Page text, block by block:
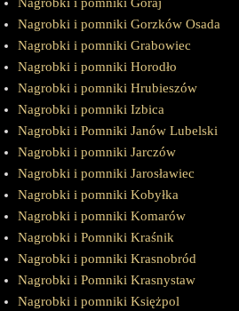
Nagrobki i pomniki Goraj
Nagrobki i pomniki Gorzków Osada
Nagrobki i pomniki Grabowiec
Nagrobki i pomniki Horodło
Nagrobki i pomniki Hrubieszów
Nagrobki i pomniki Izbica
Nagrobki i Pomniki Janów Lubelski
Nagrobki i pomniki Jarczów
Nagrobki i pomniki Jarosławiec
Nagrobki i pomniki Kobyłka
Nagrobki i pomniki Komarów
Nagrobki i Pomniki Kraśnik
Nagrobki i pomniki Krasnobród
Nagrobki i Pomniki Krasnystaw
Nagrobki i pomniki Księżpol